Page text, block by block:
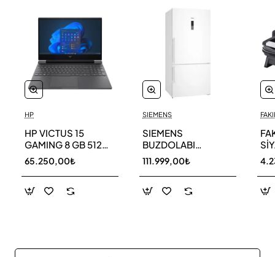
HP
HP VICTUS 15
GAMING 8 GB 512
GB SSD LAPTOP
FA0011NT 80D33EA
65.250,00₺
SIEMENS
SIEMENS
BUZDOLABI
KG86NCWE0N
111.999,00₺